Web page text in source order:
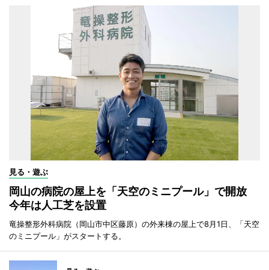
見る・遊ぶ
岡山の病院の屋上を「天空のミニプール」で開放
今年は人工芝を設置
竜操整形外科病院（岡山市中区藤原）の外来棟の屋上で8月1日、「天空
のミニプール」がスタートする。